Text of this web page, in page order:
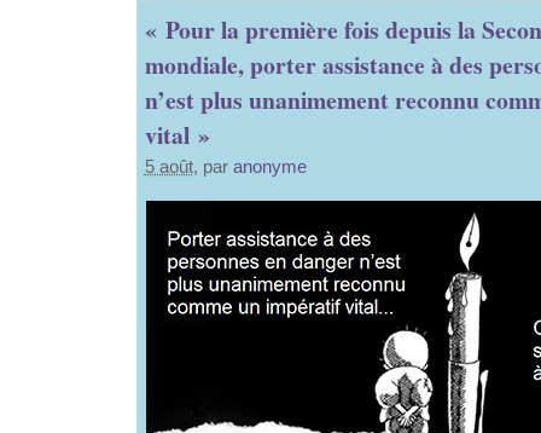
« Pour la première fois depuis la
mondiale, porter assistance à des
n’est plus unanimement reconnu
vital »
5 août, par anonyme